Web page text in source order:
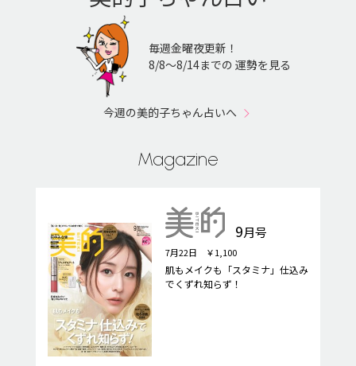
毎週金曜夜更新！
8/8〜8/14までの 運勢を見る
今週の美的子ちゃん占いへ
Magazine
9月号
7月22日 ￥1,100
肌もメイクも「スタミナ」仕込み
でくずれ知らず！